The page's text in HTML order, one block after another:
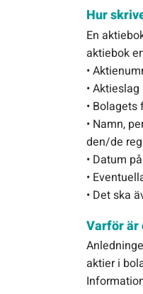
Hur
En
aktiebok
•
•
•
• Namn,
den/de
• Datum
•
• Det ska
Varför är
aktier i